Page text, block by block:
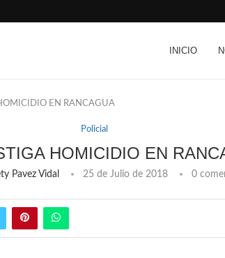
INICIO
EN RANCAGUA
Policial
HOMICIDIO EN
Pavez Vidal 25 de Julio de 2018 0